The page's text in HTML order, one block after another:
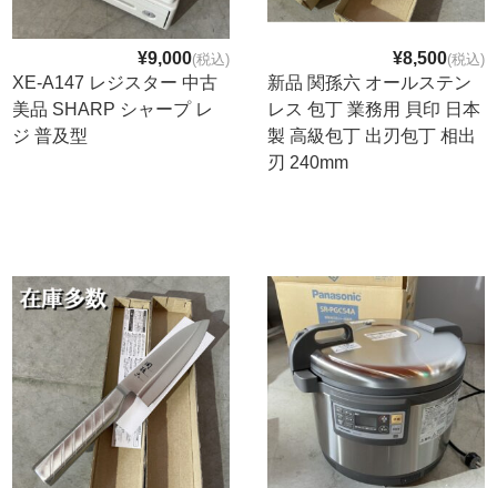
¥9,000(税込)
XE-A147 レジスター 中古
美品 SHARP シャープ レ
ジ 普及型
¥8,500(税込)
新品 関孫六 オールステン
レス 包丁 業務用 貝印 日本
製 高級包丁 出刃包丁 相出
刃 240mm